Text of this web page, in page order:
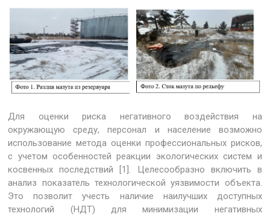
Для оценки риска негативного воздействия на
окружающую среду, персонал и население возможно
использование метода оценки профессиональных рисков,
с учетом особенностей реакции экологических систем и
косвенных последствий [1]. Целесообразно включить в
анализ показатель технологической уязвимости объекта.
Это позволит учесть наличие наилучших доступных
технологий (НДТ) для минимизации негативных